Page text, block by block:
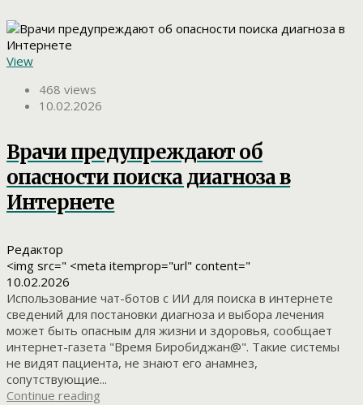
View
468 views
10.02.2026
Врачи предупреждают об
опасности поиска диагноза в
Интернете
Редактор
<img src=" <meta itemprop="url" content="
10.02.2026
Использование чат-ботов с ИИ для поиска в интернете
сведений для постановки диагноза и выбора лечения
может быть опасным для жизни и здоровья, сообщает
интернет-газета "Время Биробиджан@". Такие системы
не видят пациента, не знают его анамнез,
сопутствующие...
Continue reading